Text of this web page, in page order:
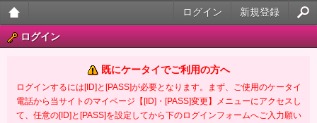
大人
ータ
イ官
新規登録
ログイン
ログイン
既にケータイでご利用の方へ
ログインするには[ID]と[PASS]が必要となります。まず、ご使用のケータイ
電話から当サイトのマイページ【[ID]・[PASS]変更】メニューにアクセスし
て、任意の[ID]と[PASS]を設定してから下のログインフォームへご入力願い